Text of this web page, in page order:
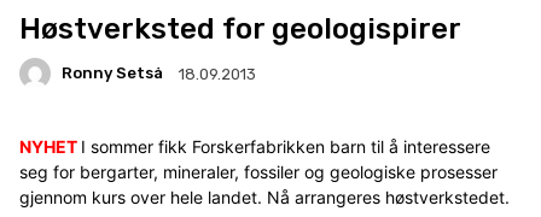
Høstverksted for geologispirer
Ronny Setså 18.09.2013
NYHET I sommer fikk Forskerfabrikken barn til å interessere
seg for bergarter, mineraler, fossiler og geologiske prosesser
gjennom kurs over hele landet. Nå arrangeres høstverkstedet.